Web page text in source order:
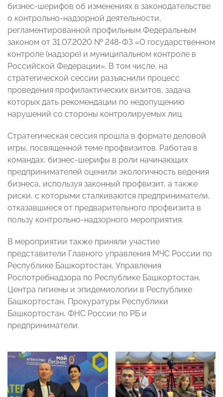
бизнес-шерифов об изменениях в законодательстве
о контрольно-надзорной деятельности,
регламентированной профильным Федеральным
законом от 31.07.2020 № 248-ФЗ «О государственном
контроле (надзоре) и муниципальном контроле в
Российской Федерации». В том числе, на
стратегической сессии разъяснили процесс
проведения профилактических визитов, задача
которых дать рекомендации по недопущению
нарушений со стороны контролируемых лиц.
Стратегическая сессия прошла в формате деловой
игры, посвященной теме профвизитов. Работая в
командах, бизнес-шерифы в роли начинающих
предпринимателей оценили экологичность ведения
бизнеса, используя законный профвизит, а также
риски, с которыми сталкиваются предприниматели,
отказавшиеся от предварительного профвизита в
пользу контрольно-надзорного мероприятия.
В мероприятии также приняли участие
представители Главного управления МЧС России по
Республике Башкортостан, Управления
Роспотребнадзора по Республике Башкортостан,
Центра гигиены и эпидемиологии в Республике
Башкортостан, Прокуратуры Республики
Башкортостан, ФНС России по РБ и
предприниматели.